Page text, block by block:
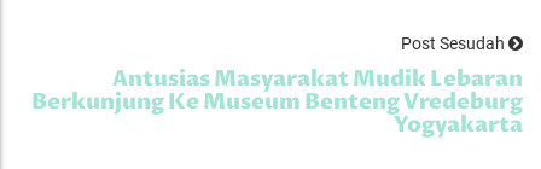
Post Sesudah
Antusias Masyarakat Mudik Lebaran
Berkunjung Ke Museum Benteng Vredeburg
Yogyakarta